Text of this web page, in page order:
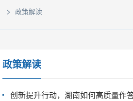
> 政策解读
政策解读
创新提升行动，湖南如何高质量作